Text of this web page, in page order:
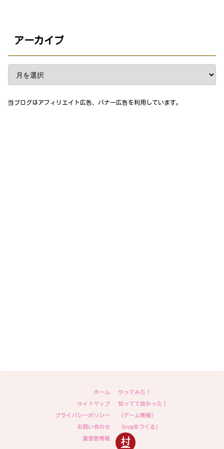
アーカイブ
当ブログはアフィリエイト広告、バナー広告を利用しています。
ホーム
サイトマップ
プライバシーポリシー
お問い合わせ
運営者情報
やってみた！
知ってて良かった！
（ゲーム情報）
（blogをつくる）